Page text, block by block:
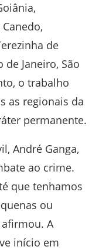
de
Janeiro, São
o trabalho
as regionais da
permanente.
André Ganga,
ao crime.
que tenhamos
ou
A
início em